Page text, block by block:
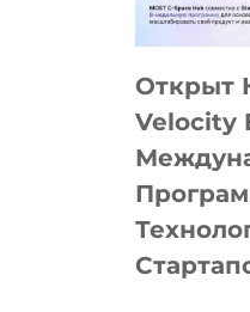
Открыт
Velocity